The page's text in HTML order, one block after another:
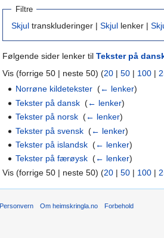
Filtre
Skjul transkluderinger | Skjul lenker |
Følgende sider lenker til Tekster på
Vis (forrige 50 | neste 50) (20 | 50 | 100 |
Norrøne kildetekster ‎(← lenker)
Tekster på dansk ‎(← lenker)
Tekster på norsk ‎(← lenker)
Tekster på svensk ‎(← lenker)
Tekster på islandsk ‎(← lenker)
Tekster på færøysk ‎(← lenker)
Vis (forrige 50 | neste 50) (20 | 50 | 100 |
Personvern Om heimskringla.no Forbehold